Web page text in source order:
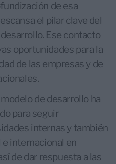
de esa
el pilar clave del
Ese contacto
oportunidades para la
de las empresas y de
de desarrollo ha
para seguir
internas y también
e internacional en
de dar respuesta a las